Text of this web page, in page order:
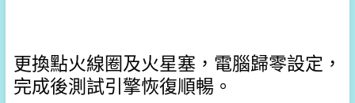
更換點火線圈及火星塞，電腦歸零設定，
完成後測試引擎恢復順暢。